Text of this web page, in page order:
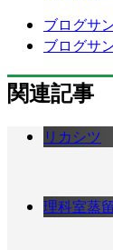
ブログサ
ブログサ
関連記事
リカシツ
理科室蒸